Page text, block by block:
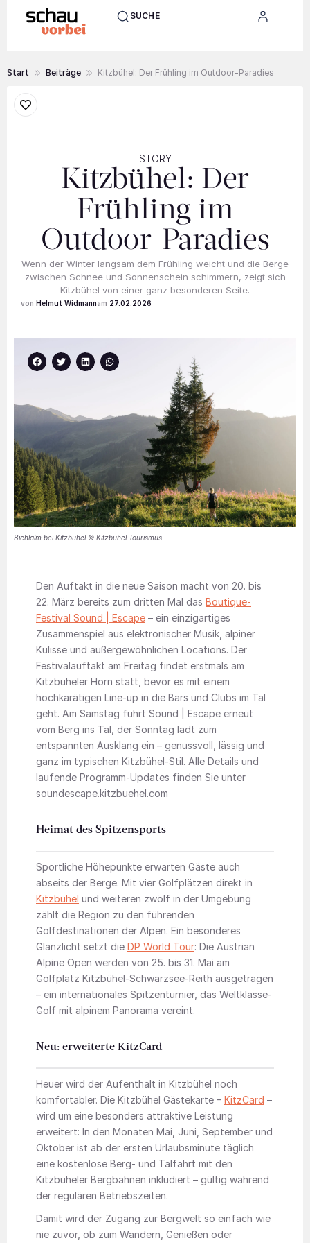
SUCHE
Start Beiträge Kitzbühel: Der Frühling im Outdoor-Paradies
STORY
Kitzbühel: Der
Frühling im
Outdoor-Paradies
Wenn der Winter langsam dem Frühling weicht und die Berge
zwischen Schnee und Sonnenschein schimmern, zeigt sich
Kitzbühel von einer ganz besonderen Seite.
Helmut Widmann 27.02.2026
Bichlalm bei Kitzbühel © Kitzbühel Tourismus
Den Auftakt in die neue Saison macht von 20. bis
22. März bereits zum dritten Mal das Boutique-
Festival Sound | Escape – ein einzigartiges
Zusammenspiel aus elektronischer Musik, alpiner
Kulisse und außergewöhnlichen Locations. Der
Festivalauftakt am Freitag findet erstmals am
Kitzbüheler Horn statt, bevor es mit einem
hochkarätigen Line-up in die Bars und Clubs im Tal
geht. Am Samstag führt Sound | Escape erneut
vom Berg ins Tal, der Sonntag lädt zum
entspannten Ausklang ein – genussvoll, lässig und
ganz im typischen Kitzbühel-Stil. Alle Details und
laufende Programm-Updates finden Sie unter
soundescape.kitzbuehel.com
Heimat des Spitzensports
Sportliche Höhepunkte erwarten Gäste auch
abseits der Berge. Mit vier Golfplätzen direkt in
Kitzbühel und weiteren zwölf in der Umgebung
zählt die Region zu den führenden
Golfdestinationen der Alpen. Ein besonderes
Glanzlicht setzt die DP World Tour: Die Austrian
Alpine Open werden von 25. bis 31. Mai am
Golfplatz Kitzbühel-Schwarzsee-Reith ausgetragen
– ein internationales Spitzenturnier, das Weltklasse-
Golf mit alpinem Panorama vereint.
Neu: erweiterte KitzCard
Heuer wird der Aufenthalt in Kitzbühel noch
komfortabler. Die Kitzbühel Gästekarte – KitzCard –
wird um eine besonders attraktive Leistung
erweitert: In den Monaten Mai, Juni, September und
Oktober ist ab der ersten Urlaubsminute täglich
eine kostenlose Berg- und Talfahrt mit den
Kitzbüheler Bergbahnen inkludiert – gültig während
der regulären Betriebszeiten.
Damit wird der Zugang zur Bergwelt so einfach wie
nie zuvor, ob zum Wandern, Genießen oder